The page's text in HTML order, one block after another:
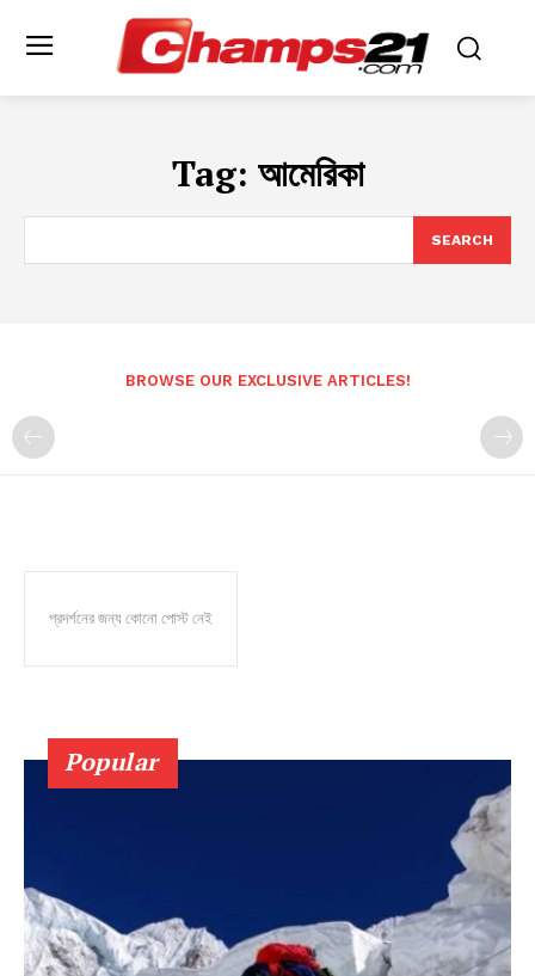
Tag: আমেরিকা
SEARCH
BROWSE OUR EXCLUSIVE ARTICLES!
প্রদর্শনের জন্য কোনো পোস্ট নেই
Popular